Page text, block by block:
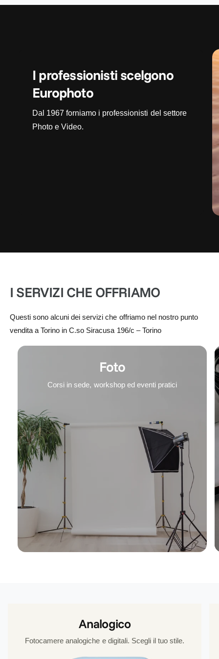
I professionisti scelgono
Europhoto
Dal 1967 forniamo i professionisti del settore
Photo e Video.
I SERVIZI CHE OFFRIAMO
Questi sono alcuni dei servizi che offriamo nel nostro punto
vendita a Torino in C.so Siracusa 196/c – Torino
Foto
Corsi in sede, workshop ed eventi pratici
Analogico
Fotocamere analogiche e digitali. Scegli il tuo stile.